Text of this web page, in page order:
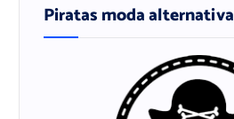
Piratas moda alternativa